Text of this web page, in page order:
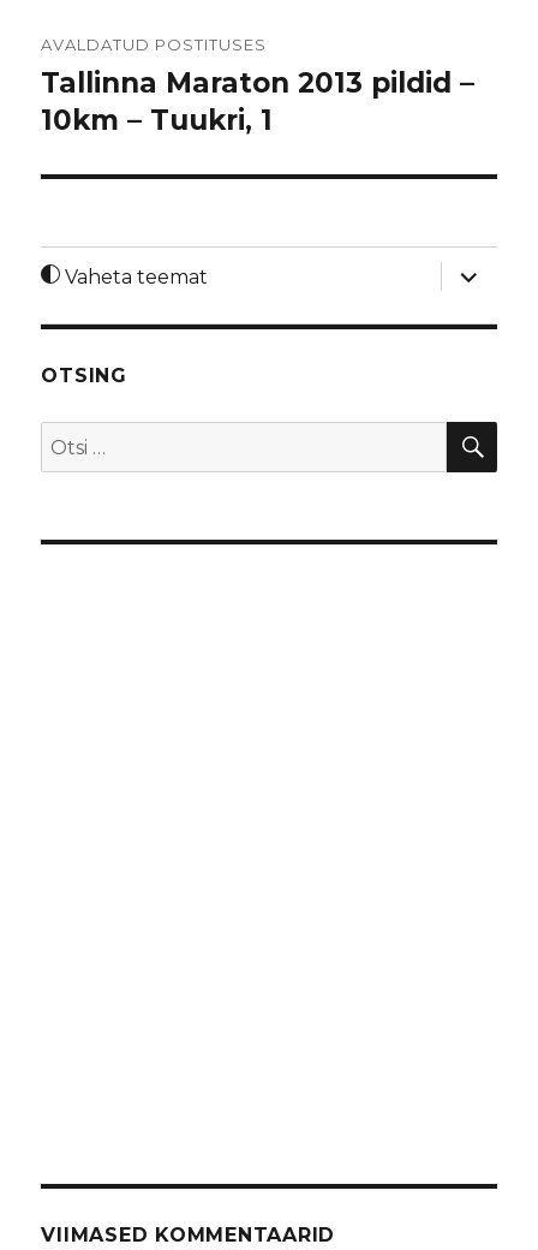
AVALDATUD POSTITUSES
Tallinna Maraton 2013 pildid –
10km – Tuukri, 1
Vaheta teemat
laienda
OTSING
Otsi:
VIIMASED KOMMENTAARID